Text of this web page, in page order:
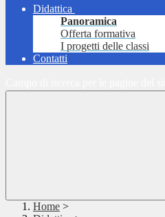
Didattica
Panoramica
Offerta formativa
I progetti delle classi
Contatti
Home >